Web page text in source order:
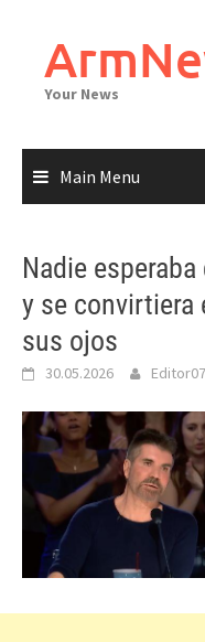
content
Your News
Main Menu
Nadie
y se convirtiera
sus ojos
30.05.2026 Editor07